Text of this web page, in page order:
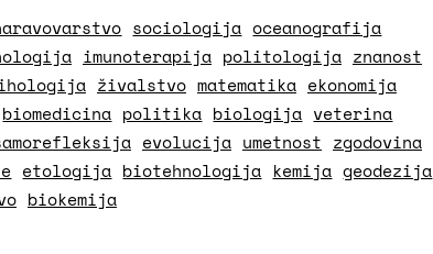
sociologija oceanografija
imunoterapija politologija znanost
živalstvo matematika ekonomija
biomedicina politika biologija veterina
evolucija umetnost zgodovina
etologija biotehnologija kemija geodezija
biokemija